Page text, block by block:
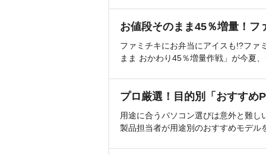
お値段そのまま45％増量！フ
ファミチキにお弁当にアイスも!?ファ
まま おかわり45％増量作戦」が今夏
プロ厳選！目的別「おすすめ
用途に合うパソコン選びは意外と難
製品担当者が用途別のおすすめモデル